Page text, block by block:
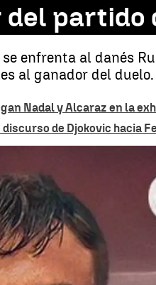
del partido
enfrenta al danés
al ganador del
Nadal y Alcaraz en la
de Djokovic hacia